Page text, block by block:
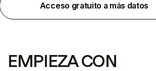
Acceso gratuito a más datos
EMPIEZA CON